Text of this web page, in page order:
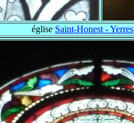
église Saint-Honest - Yerres